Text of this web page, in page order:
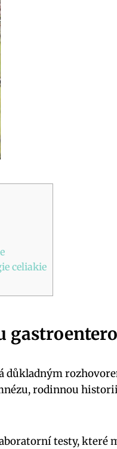
celiakie
důkladným
rodinnou
testy, které